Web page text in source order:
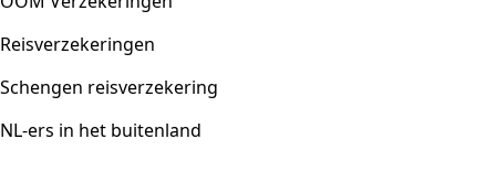
Reisverzekeringen
Schengen reisverzekering
NL-ers in het buitenland